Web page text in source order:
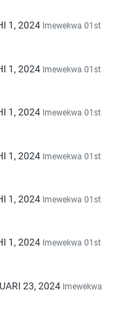
1, 2024 Imewekwa 01st
1, 2024 Imewekwa 01st
1, 2024 Imewekwa 01st
1, 2024 Imewekwa 01st
1, 2024 Imewekwa 01st
1, 2024 Imewekwa 01st
23, 2024 Imewekwa